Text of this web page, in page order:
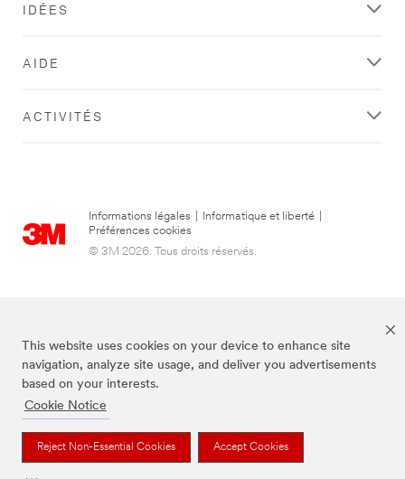
This website uses cookies on your device to enhance site
navigation, analyze site usage, and deliver you advertisements
based on your interests.
Cookie Notice
Reject Non-Essential Cookies Accept Cookies
IDÉES
AIDE
ACTIVITÉS
Informations légales Informatique et liberté
Préférences cookies
© 3M 2026. Tous droits réservés.
de 3M.